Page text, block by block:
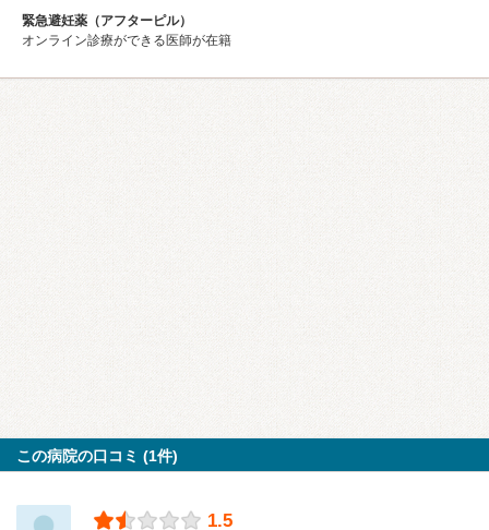
緊急避妊薬（アフターピル）
オンライン診療ができる医師が在籍
この病院の口コミ (1件)
1.5